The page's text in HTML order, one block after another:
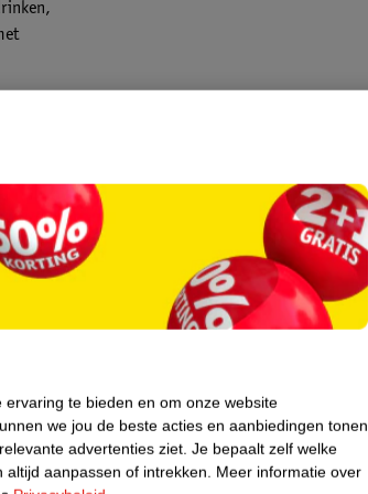
actief
je je
te bieden en om onze website
we jou de beste acties en aanbiedingen tonen
advertenties ziet. Je bepaalt zelf welke
altijd aanpassen of intrekken. Meer informatie over